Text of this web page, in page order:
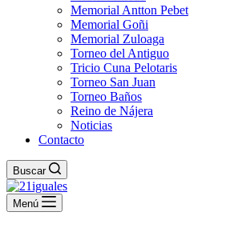
Memorial Antton Pebet
Memorial Goñi
Memorial Zuloaga
Torneo del Antiguo
Tricio Cuna Pelotaris
Torneo San Juan
Torneo Baños
Reino de Nájera
Noticias
Contacto
Buscar
Menú